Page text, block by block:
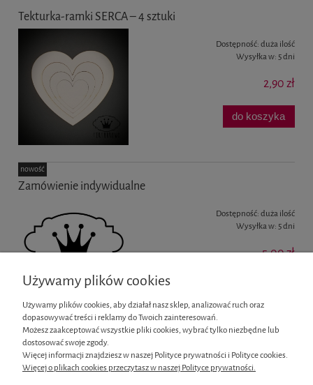
Tekturka-ramki SERCA – 4 sztuki
Dostępność:duża ilość
Wysyłka w: 5 dni
2,90 zł
do koszyka
Zamówienie indywidualne
Dostępność:duża ilość
Wysyłka w: 5 dni
5,00 zł
nowość
Używamy plików cookies
Używamy plików cookies, aby działał nasz sklep, analizować ruch oraz
dopasowywać treści i reklamy do Twoich zainteresowań.
Możesz zaakceptować wszystkie pliki cookies, wybrać tylko niezbędne lub
dostosować swoje zgody.
Więcej informacji znajdziesz w naszej Polityce prywatności i Polityce cookies.
Więcej o plikach cookies przeczytasz w naszej Polityce prywatności.